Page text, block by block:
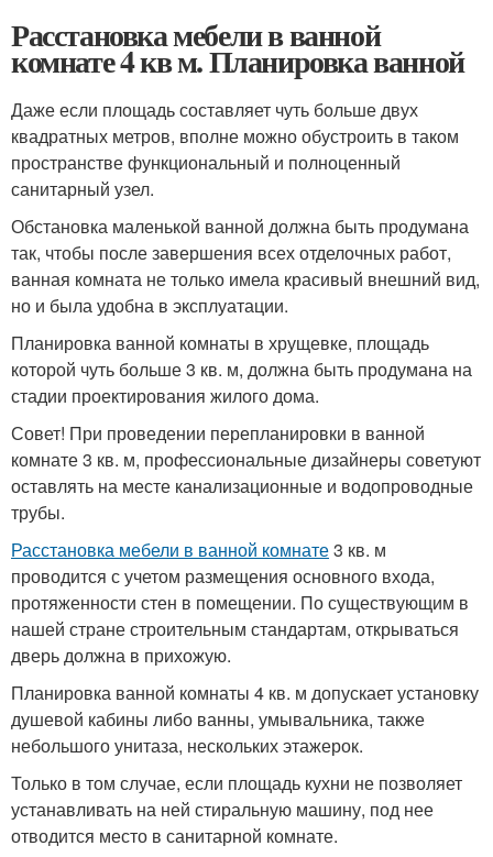
Расстановка мебели в ванной
комнате 4 кв м. Планировка ванной
Даже если площадь составляет чуть больше двух
квадратных метров, вполне можно обустроить в таком
пространстве функциональный и полноценный
санитарный узел.
Обстановка маленькой ванной должна быть продумана
так, чтобы после завершения всех отделочных работ,
ванная комната не только имела красивый внешний вид,
но и была удобна в эксплуатации.
Планировка ванной комнаты в хрущевке, площадь
которой чуть больше 3 кв. м, должна быть продумана на
стадии проектирования жилого дома.
Совет! При проведении перепланировки в ванной
комнате 3 кв. м, профессиональные дизайнеры советуют
оставлять на месте канализационные и водопроводные
трубы.
Расстановка мебели в ванной комнате3 кв. м
проводится с учетом размещения основного входа,
протяженности стен в помещении. По существующим в
нашей стране строительным стандартам, открываться
дверь должна в прихожую.
Планировка ванной комнаты 4 кв. м допускает установку
душевой кабины либо ванны, умывальника, также
небольшого унитаза, нескольких этажерок.
Только в том случае, если площадь кухни не позволяет
устанавливать на ней стиральную машину, под нее
отводится место в санитарной комнате.